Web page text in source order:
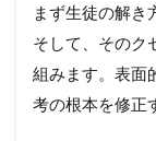
まず生徒の解き
そして、そのク
組みます。表面
考の根本を修正